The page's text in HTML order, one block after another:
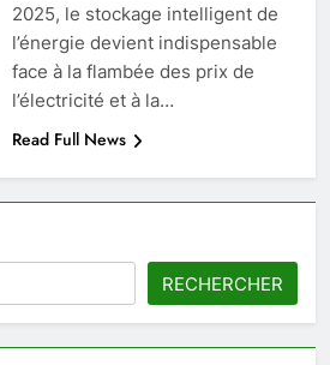
2025, le stockage intelligent de
l’énergie devient indispensable
face à la flambée des prix de
l’électricité et à la…
Read Full News
RECHERCHER